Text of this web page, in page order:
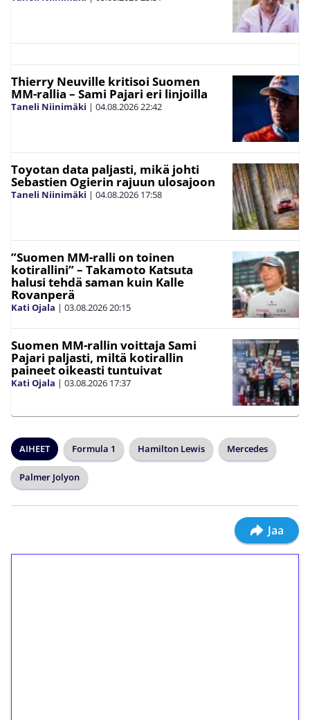
Thierry Neuville kritisoi Suomen
MM-rallia – Sami Pajari eri linjoilla
Taneli Niinimäki | 04.08.202622:42
Toyotan data paljasti, mikä johti
Sebastien Ogierin rajuun ulosajoon
Taneli Niinimäki | 04.08.2026 17:58
”Suomen MM-ralli on toinen
kotirallini” – Takamoto Katsuta
halusi tehdä saman kuin Kalle
Rovanperä
Kati Ojala | 03.08.202620:15
Suomen MM-rallin voittaja Sami
Pajari paljasti, miltä kotirallin
paineet oikeasti tuntuivat
Kati Ojala | 03.08.2026 17:37
AIHEET Formula 1 Hamilton Lewis Mercedes
Palmer Jolyon
Jaa